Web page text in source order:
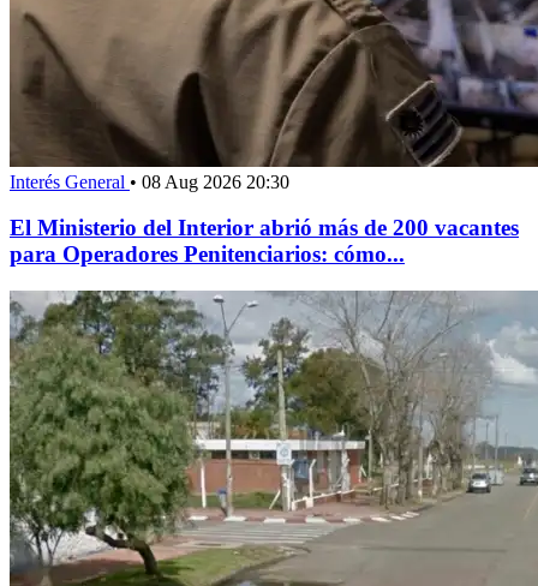
Interés General • 08 Aug 2026 20:30
El Ministerio del Interior abrió más de 200 vacantes
para Operadores Penitenciarios: cómo...